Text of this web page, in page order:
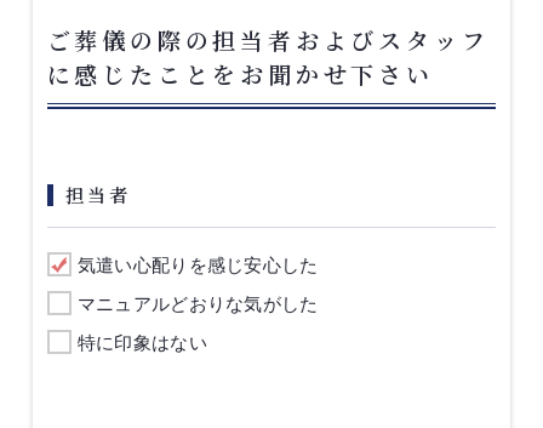
ご葬儀の際の担当者およびスタッフ
に感じたことをお聞かせ下さい
担当者
気遣い心配りを感じ安心した
マニュアルどおりな気がした
特に印象はない